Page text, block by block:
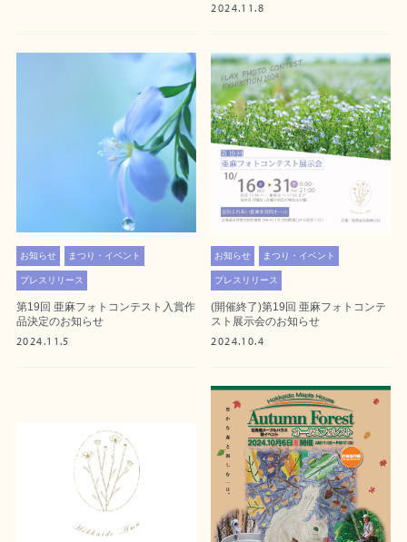
2024.11.8
お知らせ まつり・イベント
プレスリリース
第19回 亜麻フォトコンテスト入賞作
品決定のお知らせ
2024.11.5
お知らせ まつり・イベント
プレスリリース
(開催終了)第19回 亜麻フォトコンテ
スト展示会のお知らせ
2024.10.4